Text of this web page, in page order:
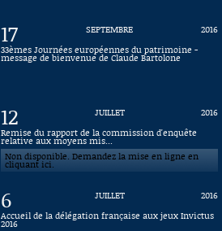
17 SEPTEMBRE
2016
33èmes Journées européennes du patrimoine -
message de bienvenue de Claude Bartolone
12 JUILLET
2016
Remise du rapport de la commission d'enquête
relative aux moyens mis...
Non disponible. Demandez la mise en ligne en
cliquant ici.
6 JUILLET
2016
Accueil de la délégation française aux jeux Invictus
2016